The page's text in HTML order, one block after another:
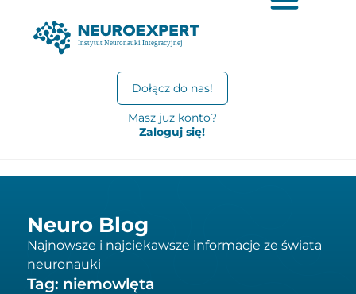
Dołącz do nas!
Masz już konto?
Zaloguj się!
Neuro Blog
Najnowsze i najciekawsze informacje ze świata
neuronauki
Tag: niemowlęta